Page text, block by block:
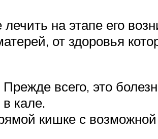
на этапе его
от здоровья
всего, это
кале.
кишке с